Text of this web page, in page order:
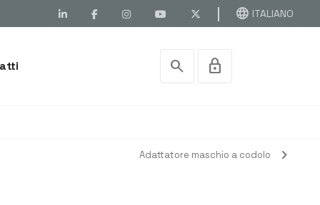
language ITALIANO
search lock
Adattatore maschio a codolo chevron_right